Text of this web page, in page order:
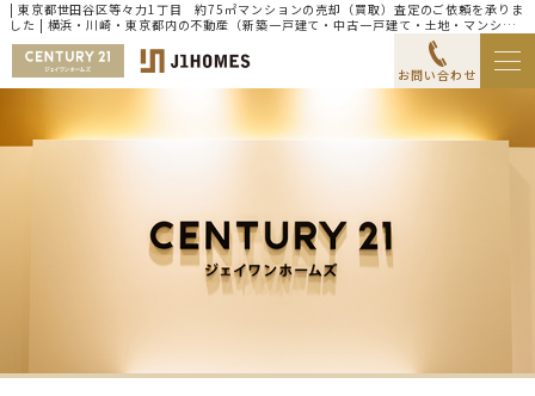
| 東京都世田谷区等々力1丁目 約75㎡マンションの売却（買取）査定のご依頼を承りま
した | 横浜・川崎・東京都内の不動産（新築一戸建て・中古一戸建て・土地・マンショ
ン）ならセンチュリー21ジェイワンホームズ
お問い合わせ